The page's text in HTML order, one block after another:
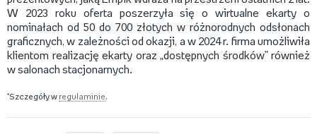
W 2023 roku oferta poszerzyła się o wirtualne ekarty o
nominałach od 50 do 700 złotych w różnorodnych odsłonach
graficznych, w zależności od okazji, a w 2024 r. firma umożliwiła
klientom realizację ekarty oraz „dostępnych środków” również
w salonach stacjonarnych.
*Szczegóły w regulaminie.